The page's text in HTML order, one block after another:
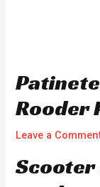
Rooder
Leave a